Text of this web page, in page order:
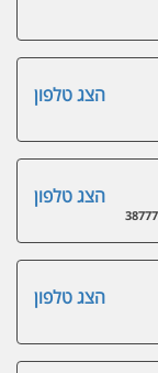
הצג טלפון
הצג טלפון
הצג טלפון